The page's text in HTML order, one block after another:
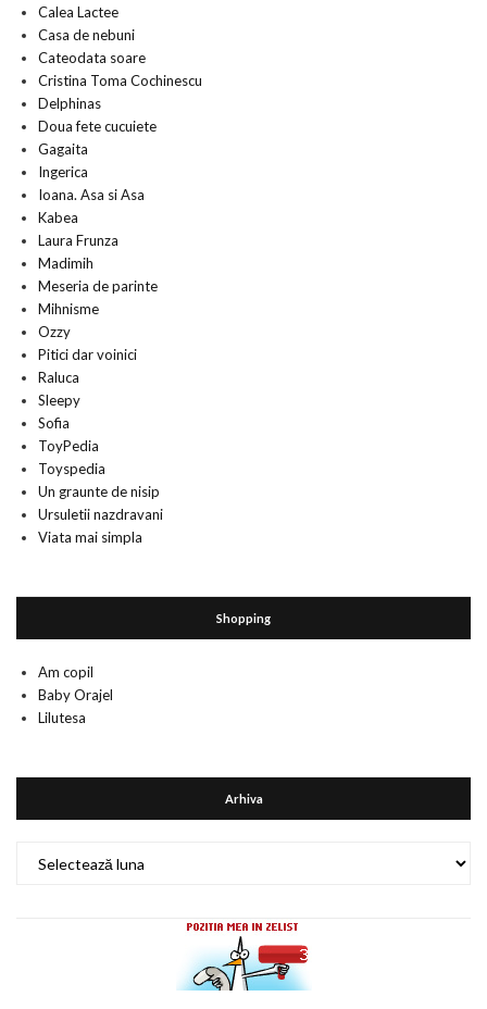
Calea Lactee
Casa de nebuni
Cateodata soare
Cristina Toma Cochinescu
Delphinas
Doua fete cucuiete
Gagaita
Ingerica
Ioana. Asa si Asa
Kabea
Laura Frunza
Madimih
Meseria de parinte
Mihnisme
Ozzy
Pitici dar voinici
Raluca
Sleepy
Sofia
ToyPedia
Toyspedia
Un graunte de nisip
Ursuletii nazdravani
Viata mai simpla
Shopping
Am copil
Baby Orajel
Lilutesa
Arhiva